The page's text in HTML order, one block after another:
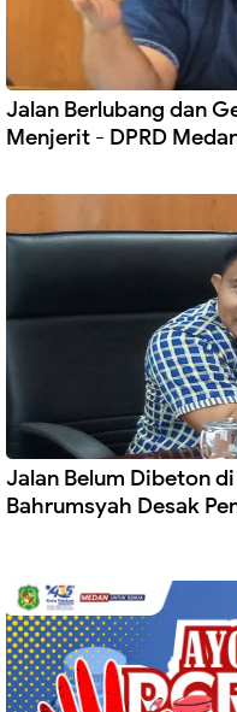
Jalan Berlubang dan
Menjerit - DPRD
Jalan Belum Dibeton
Bahrumsyah Desak